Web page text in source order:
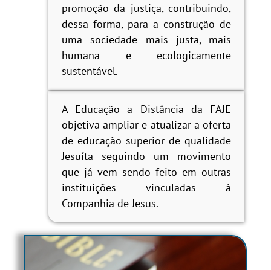
promoção da justiça, contribuindo,
dessa forma, para a construção de
uma sociedade mais justa, mais
humana e ecologicamente
sustentável.
A Educação a Distância da FAJE
objetiva ampliar e atualizar a oferta
de educação superior de qualidade
Jesuíta seguindo um movimento
que já vem sendo feito em outras
instituições vinculadas à
Companhia de Jesus.